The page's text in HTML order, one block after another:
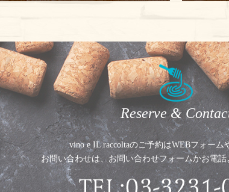
Reserve &
vino e IL raccoltaのご予約はWEBフォーム
お問い合わせは、お問い合わせフォームかお電話